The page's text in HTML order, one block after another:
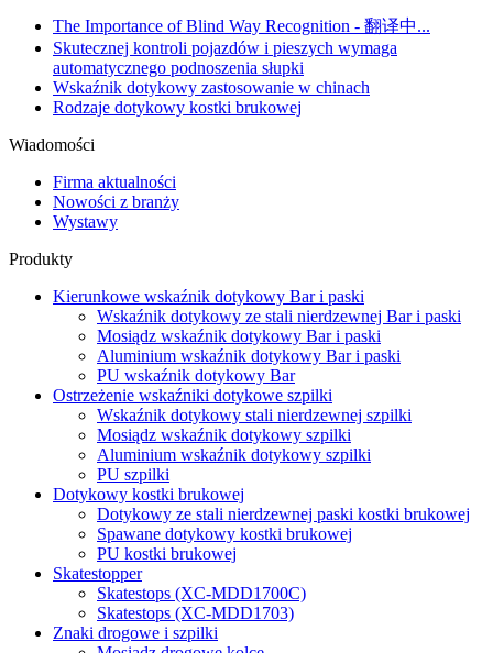
The Importance of Blind Way Recognition - 翻译中...
Skutecznej kontroli pojazdów i pieszych wymaga
automatycznego podnoszenia słupki
Wskaźnik dotykowy zastosowanie w chinach
Rodzaje dotykowy kostki brukowej
Wiadomości
Firma aktualności
Nowości z branży
Wystawy
Produkty
Kierunkowe wskaźnik dotykowy Bar i paski
Wskaźnik dotykowy ze stali nierdzewnej Bar i paski
Mosiądz wskaźnik dotykowy Bar i paski
Aluminium wskaźnik dotykowy Bar i paski
PU wskaźnik dotykowy Bar
Ostrzeżenie wskaźniki dotykowe szpilki
Wskaźnik dotykowy stali nierdzewnej szpilki
Mosiądz wskaźnik dotykowy szpilki
Aluminium wskaźnik dotykowy szpilki
PU szpilki
Dotykowy kostki brukowej
Dotykowy ze stali nierdzewnej paski kostki brukowej
Spawane dotykowy kostki brukowej
PU kostki brukowej
Skatestopper
Skatestops (XC-MDD1700C)
Skatestops (XC-MDD1703)
Znaki drogowe i szpilki